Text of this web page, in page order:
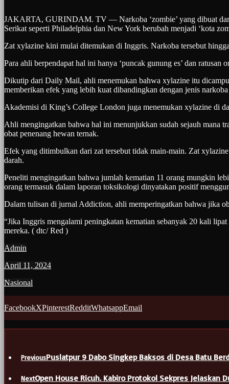
JAKARTA, GURINDAM. TV — Narkoba ‘zombie’ yang dibuat dari
Serikat seperti Philadelphia dan New York berubah menjadi ‘kota
Zat xylazine kini mulai ditemukan di Inggris. Narkoba tersebut
Para ahli berpendapat hal ini hanya ‘puncak gunung es’ dan
Dikutip dari Daily Mail, ahli menemukan bahwa xylazine itu
memberikan efek yang lebih kuat dibandingkan dengan jenis narkoba
Akademisi di King’s College London juga menemukan xylazine di
Ahli mengingatkan bahwa hal ini menunjukkan sudah sejauh mana
obat penenang hewan ternak.
Efek yang ditimbulkan dari zat tersebut tidak main-main. Zat
darah.
Peneliti mengingatkan bahwa jumlah kematian 11 orang mungkin
orang termasuk dalam laporan toksikologi dinyatakan positif
Dalam tulisan di jurnal Addiction, ahli memperingatkan bahwa jika
“Jika Inggris mengalami peningkatan kematian sebanyak 20 kali
mereka. ( dtc/ Red )
Admin
April 11, 2024
Nasional
FacebookXPinterestRedditWhatsappEmail
PreviousPuslatpur 9 Dabo Singkep Baksos di Desa Batu
NextOpen House Ricuh. Kabiro Protokol Sekpres Jelaskan